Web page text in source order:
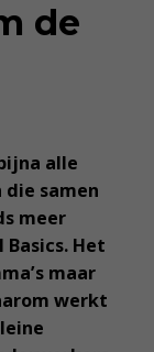
de
alle
samen
meer
Het
maar
werkt